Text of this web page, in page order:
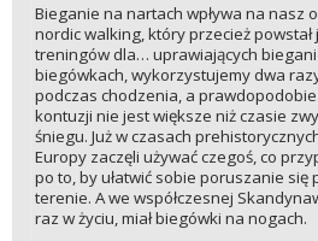
Bieganie na nartach wpływa na nasz
nordic walking, który przecież
treningów dla… uprawiających
biegówkach, wykorzystujemy dwa
podczas chodzenia, a
kontuzji nie jest większe niż czasie
śniegu. Już w czasach
Europy zaczęli używać czegoś, co
po to, by ułatwić sobie poruszanie się
terenie. A we współczesnej
raz w życiu, miał biegówki na nogach.